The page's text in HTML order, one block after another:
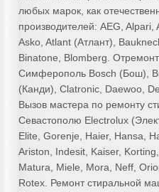
любых марок, как
производителей: AEG,
Asko, Atlant (Атлант),
Binatone, Blomberg.
Симферополь Bosch (Бош),
(Канди), Clatronic, Daewoo,
Вызов мастера по ремонту
Севастополю Electrolux
Elite, Gorenje, Haier, Hansa,
Ariston, Indesit, Kaiser,
Matura, Miele, Mora, Neff,
Rotex. Ремонт стиральной